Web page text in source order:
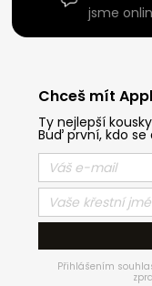
jsme
Chceš mít
Ty nejlepší
Buď první, kdo
Přihlášením